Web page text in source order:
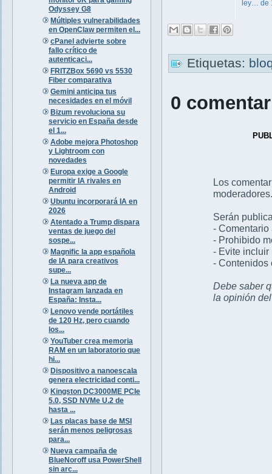
Odyssey G8
Múltiples vulnerabilidades
en OpenClaw permiten el...
cPanel advierte sobre
fallo crítico de
autenticaci...
FRITZBox 5690 vs 5530
Fiber comparativa
Gemini anticipa tus
necesidades en el móvil
Bizum revoluciona su
servicio en España desde
el 1...
Adobe mejora Photoshop
y Lightroom con
novedades
Europa exige a Google
permitir IA rivales en
Android
Ubuntu incorporará IA en
2026
Atentado a Trump dispara
ventas de juego del
sospe...
Magnific la app española
de IA para creativos
supe...
La nueva app de
Instagram lanzada en
España: Insta...
Lenovo vende portátiles
de 120 Hz, pero cuando
los...
YouTuber crea memoria
RAM en un laboratorio que
hi...
Dispositivo a nanoescala
genera electricidad conti...
Kingston DC3000ME PCIe
5.0, SSD NVMe U.2 de
hasta ...
Las placas base de MSI
serán menos peligrosas
para...
Nueva campaña de
BlueNoroff usa PowerShell
sin arc...
ley… de
Etiquetas:
0
Los
moderadores.
Serán
- Comentario
- Prohibido
- Evite incluir
- Contenidos
Debe saber
la opinión